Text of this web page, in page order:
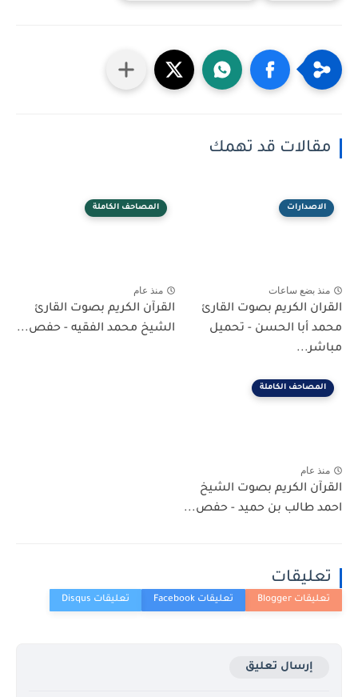
مقالات قد تهمك
الاصدارات
منذ بضع ساعات
القران الكريم بصوت القارئ
محمد أبا الحسن - تحميل
مباشر...
المصاحف الكاملة
منذ عام
القرآن الكريم بصوت القارئ
الشيخ محمد الفقيه - حفص...
المصاحف الكاملة
منذ عام
القرآن الكريم بصوت الشيخ
احمد طالب بن حميد - حفص...
تعليقات
إرسال تعليق